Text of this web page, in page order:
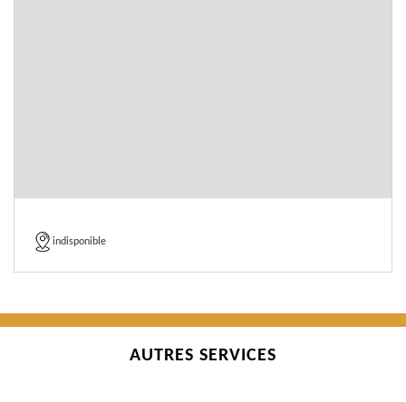
indisponible
AUTRES SERVICES